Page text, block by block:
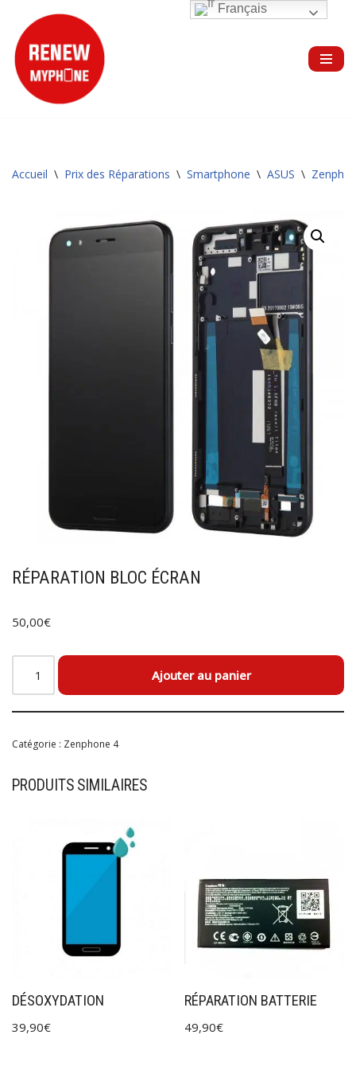
Aller
au
contenu
Accueil \ Prix des Réparations \ Smartphone \ ASUS \
RÉPARATION BLOC ÉCRAN
50,00€
Ajouter au panier
Catégorie : Zenphone 4
PRODUITS SIMILAIRES
DÉSOXYDATION
39,90€
RÉPARATION BATTERIE
49,90€
Français